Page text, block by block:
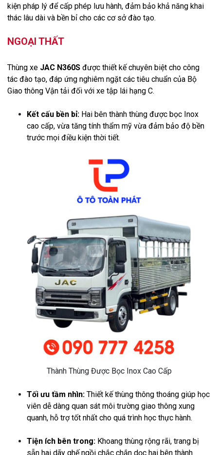
kiện pháp lý để cấp phép lưu hành, đảm bảo khả năng khai
thác lâu dài và bền bỉ cho các cơ sở đào tạo.
NGOẠI THẤT
Thùng xe JAC N360S được thiết kế chuyên biệt cho công
tác đào tạo, đáp ứng nghiêm ngặt các tiêu chuẩn của Bộ
Giao thông Vận tải đối với xe tập lái hạng C.
Kết cấu bền bỉ: Hai bên thành thùng được bọc Inox
cao cấp, vừa tăng tính thẩm mỹ vừa đảm bảo độ bền
trước mọi điều kiện thời tiết.
Thành Thùng Được Bọc Inox Cao Cấp
Tối ưu tầm nhìn: Thiết kế thùng thông thoáng giúp học
viên dễ dàng quan sát môi trường giao thông xung
quanh, hỗ trợ tốt nhất cho quá trình học thực hành.
Tiện ích bên trong: Khoang thùng rộng rãi, trang bị
sẵn hai dãy ghế ngồi chắc chắn dọc hai bên thành